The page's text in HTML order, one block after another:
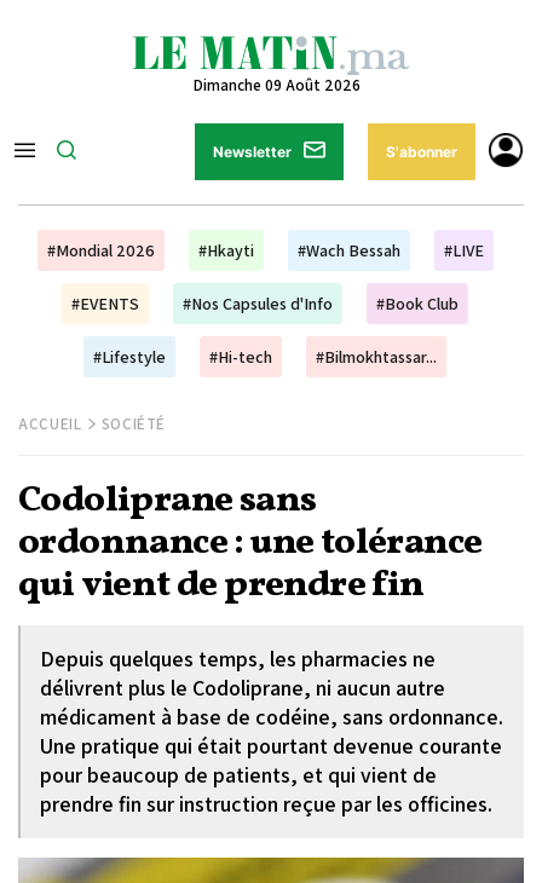
Dimanche 09 Août 2026
Newsletter S'abonner
#Mondial 2026 #Hkayti #Wach Bessah #LIVE
#EVENTS #Nos Capsules d'Info #Book Club
#Lifestyle #Hi-tech #Bilmokhtassar...
ACCUEIL SOCIÉTÉ
Codoliprane sans
ordonnance : une tolérance
qui vient de prendre fin
Depuis quelques temps, les pharmacies ne
délivrent plus le Codoliprane, ni aucun autre
médicament à base de codéine, sans ordonnance.
Une pratique qui était pourtant devenue courante
pour beaucoup de patients, et qui vient de
prendre fin sur instruction reçue par les officines.